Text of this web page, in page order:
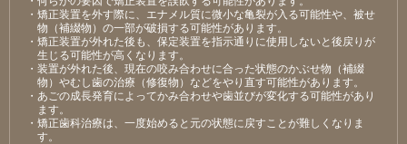
・矯正装置を外す際に、エナメル質に微⼩な⻲裂が⼊る可能性や、被せ
物（補綴物）の⼀部が破損する可能性があります。
・矯正装置が外れた後も、保定装置を指⽰通りに使⽤しないと後戻りが
⽣じる可能性が⾼くなります。
・装置が外れた後、現在の咬み合わせに合った状態のかぶせ物（補綴
物）やむし⻭の治療（修復物）などをやり直す可能性があります。
・あごの成⻑発育によってかみ合わせや⻭並びが変化する可能性があり
ます。
・矯正⻭科治療は、⼀度始めると元の状態に戻すことが難しくなりま
す。